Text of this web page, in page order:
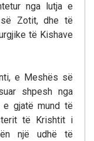
nga lutja e
Zotit, dhe të
të Kishave
e Meshës së
shpesh nga
e gjatë mund të
të Krishtit i
një udhë të